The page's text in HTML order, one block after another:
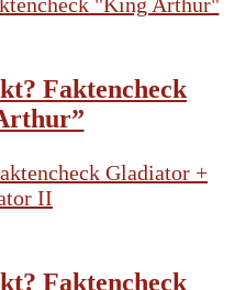
Faktencheck
Faktencheck